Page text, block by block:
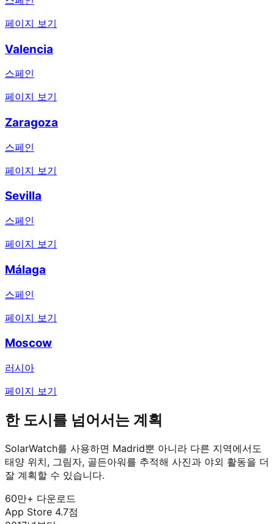
페이지 보기
Valencia
스페인
페이지 보기
Zaragoza
스페인
페이지 보기
Sevilla
스페인
페이지 보기
Málaga
스페인
페이지 보기
Moscow
러시아
페이지 보기
한 도시를 넘어서는 계획
SolarWatch를 사용하면 Madrid뿐 아니라 다른 지역에서도
태양 위치, 그림자, 골든아워를 추적해 사진과 야외 활동을 더
잘 계획할 수 있습니다.
60만+ 다운로드
App Store 4.7점